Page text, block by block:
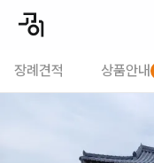
장례견적 상품안내